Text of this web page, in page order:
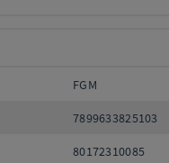
FGM
7899633825103
80172310085